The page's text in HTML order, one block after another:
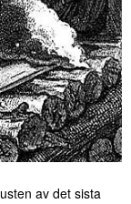
av det sista